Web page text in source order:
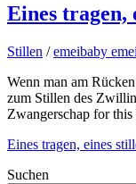
Eines tragen,
Stillen /emeibaby
Wenn man am
zum Stillen des
Zwangerschap for
Eines tragen, eines
Suchen